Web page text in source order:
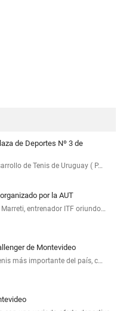
de Deportes Nº 3 de
de Tenis de Uruguay ( P…
por la AUT
entrenador ITF oriundo…
de Montevideo
más importante del país, c…